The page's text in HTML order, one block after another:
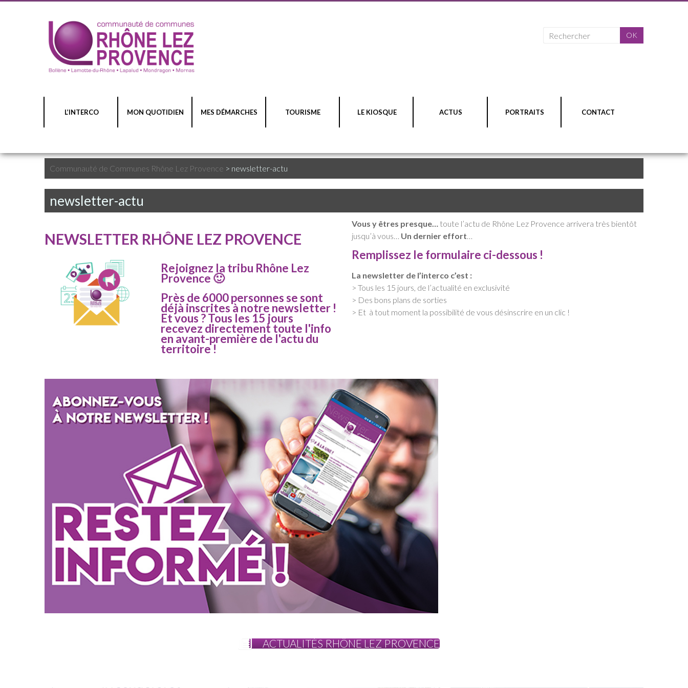
L’INTERCO MON QUOTIDIEN MES DÉMARCHES TOURISME LE KIOSQUE ACTUS PORTRAITS CONTACT
Communauté de Communes Rhône Lez Provence > newsletter-actu
newsletter-actu
NEWSLETTER RHÔNE LEZ PROVENCE
Rejoignez la tribu Rhône Lez
Provence 🙂
Près de 6000 personnes se sont
déjà inscrites à notre newsletter !
Et vous ? Tous les 15 jours
recevez directement toute l'info
en avant-première de l'actu du
territoire !
Vous y êtres presque…
toute l’actu de Rhône Lez Provence arrivera très bientôt
jusqu’à vous… Un dernier effort
Remplissez le formulaire ci-dessous !
La newsletter de l’interco c’est :
> Tous les 15 jours, de l’actualité en exclusivité
> Des bons plans de sorties
> Et à tout moment la possibilité de vous désinscrire en un clic !
ACTUALITÉS RHÔNE LEZ PROVENCE